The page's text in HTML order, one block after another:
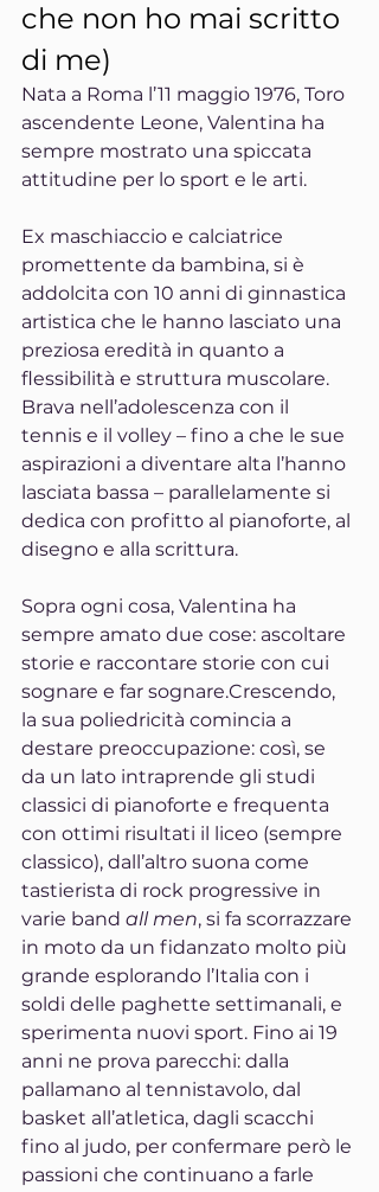
che non ho mai scritto
di me)
Nata a Roma l’11 maggio 1976, Toro
ascendente Leone, Valentina ha
sempre mostrato una spiccata
attitudine per lo sport e le arti.
Ex maschiaccio e calciatrice
promettente da bambina, si è
addolcita con 10 anni di ginnastica
artistica che le hanno lasciato una
preziosa eredità in quanto a
flessibilità e struttura muscolare.
Brava nell’adolescenza con il
tennis e il volley – fino a che le sue
aspirazioni a diventare alta l’hanno
lasciata bassa – parallelamente si
dedica con profitto al pianoforte, al
disegno e alla scrittura.
Sopra ogni cosa, Valentina ha
sempre amato due cose: ascoltare
storie e raccontare storie con cui
sognare e far sognare.Crescendo,
la sua poliedricità comincia a
destare preoccupazione: così, se
da un lato intraprende gli studi
classici di pianoforte e frequenta
con ottimi risultati il liceo (sempre
classico), dall’altro suona come
tastierista di rock progressive in
varie band all men, si fa scorrazzare
in moto da un fidanzato molto più
grande esplorando l’Italia con i
soldi delle paghette settimanali, e
sperimenta nuovi sport. Fino ai 19
anni ne prova parecchi: dalla
pallamano al tennistavolo, dal
basket all’atletica, dagli scacchi
fino al judo, per confermare però le
passioni che continuano a farle